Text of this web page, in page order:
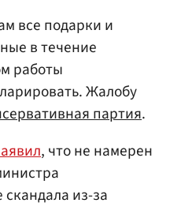
все подарки и
в течение
работы
Жалобу
партия.
, что не намерен
из-за